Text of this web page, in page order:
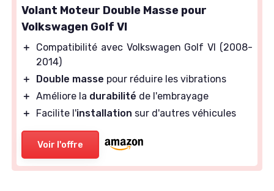
Volant Moteur Double Masse pour
Volkswagen Golf VI
＋
Compatibilité avec Volkswagen Golf VI (2008-
2014)
＋
Double masse pour réduire les vibrations
＋ Améliore la durabilité de l'embrayage
＋
Facilite l'installation sur d'autres véhicules
Voir l'offre